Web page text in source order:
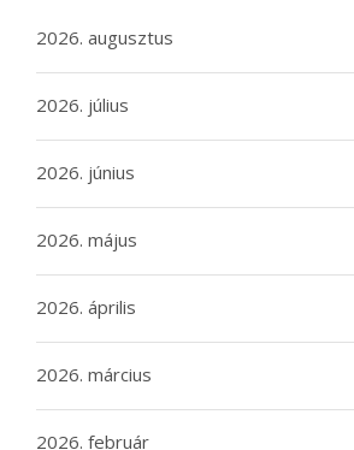
2026. augusztus
2026. július
2026. június
2026. május
2026. április
2026. március
2026. február